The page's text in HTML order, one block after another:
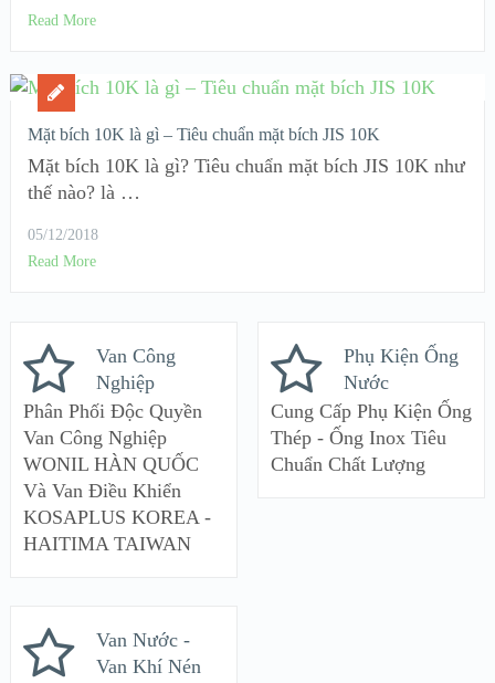
Read More
Mặt bích 10K là gì – Tiêu chuẩn mặt bích JIS 10K
Mặt bích 10K là gì? Tiêu chuẩn mặt bích JIS 10K như
thế nào? là …
05/12/2018
Read More
Van Công
Nghiệp
Phân Phối Độc Quyền
Van Công Nghiệp
WONIL HÀN QUỐC
Và Van Điều Khiển
KOSAPLUS KOREA -
HAITIMA TAIWAN
Phụ Kiện Ống
Nước
Cung Cấp Phụ Kiện Ống
Thép - Ống Inox Tiêu
Chuẩn Chất Lượng
Van Nước -
Van Khí Nén